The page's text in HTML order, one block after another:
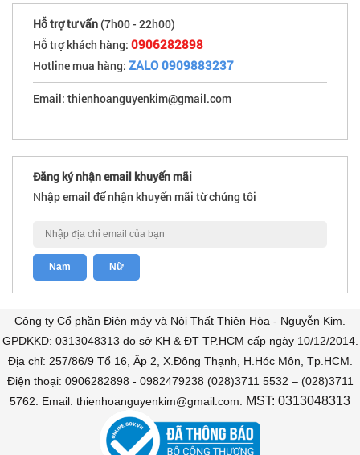
Hỗ trợ tư vấn (7h00 - 22h00)
Hỗ trợ khách hàng: 0906282898
Hotline mua hàng: ZALO 0909883237
Email: thienhoanguyenkim@gmail.com
Đăng ký nhận email khuyến mãi
Nhập email để nhận khuyến mãi từ chúng tôi
Công ty Cổ phần Điện máy và Nội Thất Thiên Hòa - Nguyễn Kim.
GPDKKD: 0313048313 do sở KH & ĐT TP.HCM cấp ngày 10/12/2014.
Địa chỉ: 257/86/9 Tổ 16, Ấp 2, X.Đông Thạnh, H.Hóc Môn, Tp.HCM.
Điện thoại: 0906282898 - 0982479238 (028)3711 5532 – (028)3711
5762. Email: thienhoanguyenkim@gmail.com. MST: 0313048313